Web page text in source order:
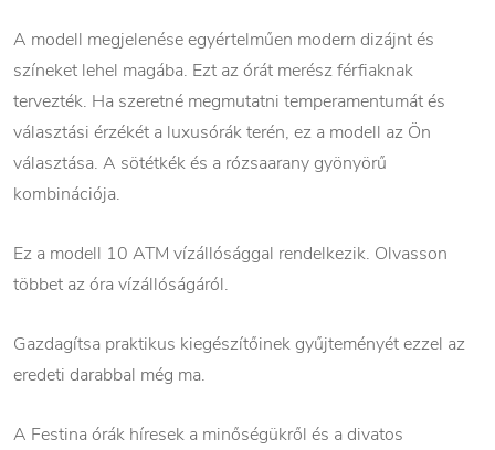
A modell megjelenése egyértelműen modern dizájnt és
színeket lehel magába. Ezt az órát merész férfiaknak
tervezték. Ha szeretné megmutatni temperamentumát és
választási érzékét a luxusórák terén, ez a modell az Ön
választása. A sötétkék és a rózsaarany gyönyörű
kombinációja.
Ez a modell 10 ATM vízállósággal rendelkezik. Olvasson
többet az óra vízállóságáról.
Gazdagítsa praktikus kiegészítőinek gyűjteményét ezzel az
eredeti darabbal még ma.
A Festina órák híresek a minőségükről és a divatos